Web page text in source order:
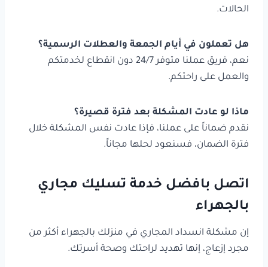
الحالات.
هل تعملون في أيام الجمعة والعطلات الرسمية؟
نعم، فريق عملنا متوفر 24/7 دون انقطاع لخدمتكم
والعمل على راحتكم.
ماذا لو عادت المشكلة بعد فترة قصيرة؟
نقدم ضماناً على عملنا، فإذا عادت نفس المشكلة خلال
فترة الضمان، فسنعود لحلها مجاناً.
اتصل بافضل خدمة تسليك مجاري
بالجهراء
إن مشكلة انسداد المجاري في منزلك بالجهراء أكثر من
مجرد إزعاج، إنها تهديد لراحتك وصحة أسرتك.